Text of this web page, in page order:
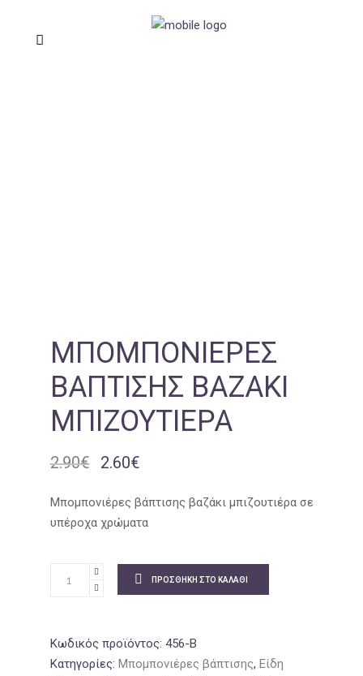
ΜΠΟΜΠΟΝΙΈΡΕΣ
ΒΆΠΤΙΣΗΣ ΒΑΖΆΚΙ
ΜΠΙΖΟΥΤΙΈΡΑ
2.90€
Original
was:
2.90€.
2.60€Η
τιμή
είναι:
Μπομπονιέρες βάπτισης βαζάκι μπιζουτιέρα σε
υπέροχα χρώματα
ΠΡΟΣΘΉΚΗ ΣΤΟ ΚΑΛΆΘΙ
Κωδικός προϊόντος: 456-B
Κατηγορίες: Μπομπονιέρες βάπτισης, Είδη